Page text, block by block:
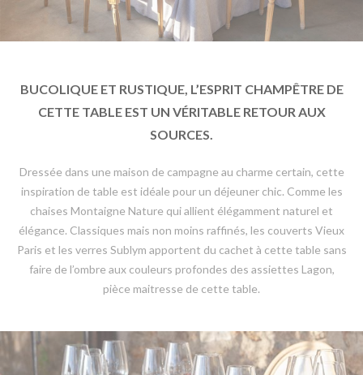
BUCOLIQUE ET RUSTIQUE, L’ESPRIT CHAMPÊTRE DE
CETTE TABLE EST UN VÉRITABLE RETOUR AUX
SOURCES.
Dressée dans une maison de campagne au charme certain, cette
inspiration de table est idéale pour un déjeuner chic. Comme les
chaises Montaigne Nature qui allient élégamment naturel et
élégance. Classiques mais non moins raffinés, les couverts Vieux
Paris et les verres Sublym apportent du cachet à cette table sans
faire de l’ombre aux couleurs profondes des assiettes Lagon,
pièce maitresse de cette table.